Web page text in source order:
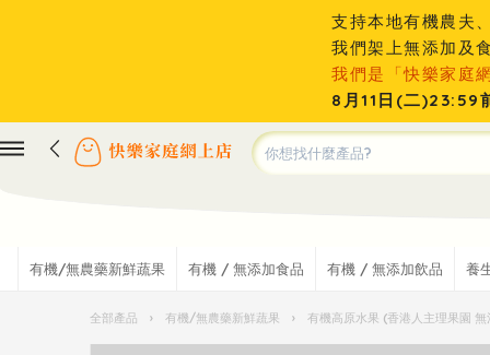
支持本地有機農夫
我們架上無添加及
我們是「快樂家庭
8月11日(二)23:59
有機/無農藥新鮮蔬果 有機 / 無添加食品 有機 / 無添加飲品 養
全部產品 › 有機/無農藥新鮮蔬果 › 有機高原水果 (香港人主理果園